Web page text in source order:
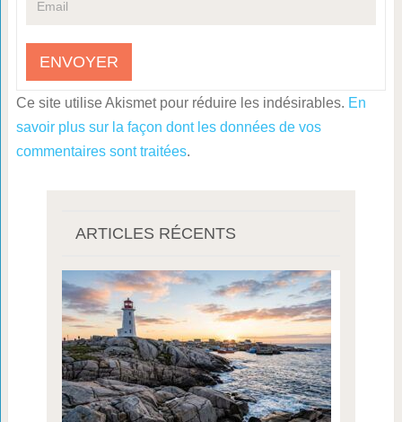
Ce site utilise Akismet pour réduire les indésirables. En
savoir plus sur la façon dont les données de vos
commentaires sont traitées.
ARTICLES RÉCENTS